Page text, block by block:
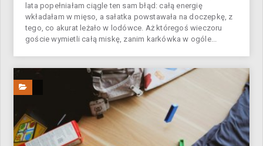
lata popełniałam ciągle ten sam błąd: całą energię
wkładałam w mięso, a sałatka powstawała na doczepkę, z
tego, co akurat leżało w lodówce. Aż któregoś wieczoru
goście wymietli całą miskę, zanim karkówka w ogóle...